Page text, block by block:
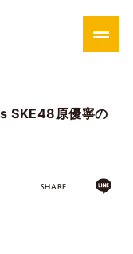
SKE48原優寧の
SHARE